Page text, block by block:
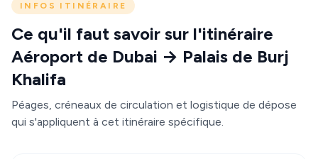
INFOS ITINÉRAIRE
Ce qu'il faut savoir sur l'itinéraire
Aéroport de Dubai → Palais de Burj
Khalifa
Péages, créneaux de circulation et logistique de dépose
qui s'appliquent à cet itinéraire spécifique.